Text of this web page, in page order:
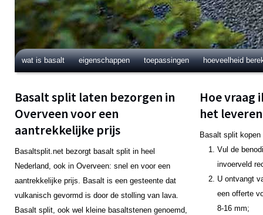
wat is basalt eigenschappen toepassingen hoeveelheid
Basalt split laten bezorgen in
Overveen voor een
aantrekkelijke prijs
Basaltsplit.net bezorgt basalt split in heel
Nederland, ook in Overveen: snel en voor een
aantrekkelijke prijs. Basalt is een gesteente dat
vulkanisch gevormd is door de stolling van lava.
Basalt split, ook wel kleine basaltstenen genoemd,
Hoe vraag
het
Basalt split
Vul de
invoerveld
U ontvangt
een offerte
8-16 mm;